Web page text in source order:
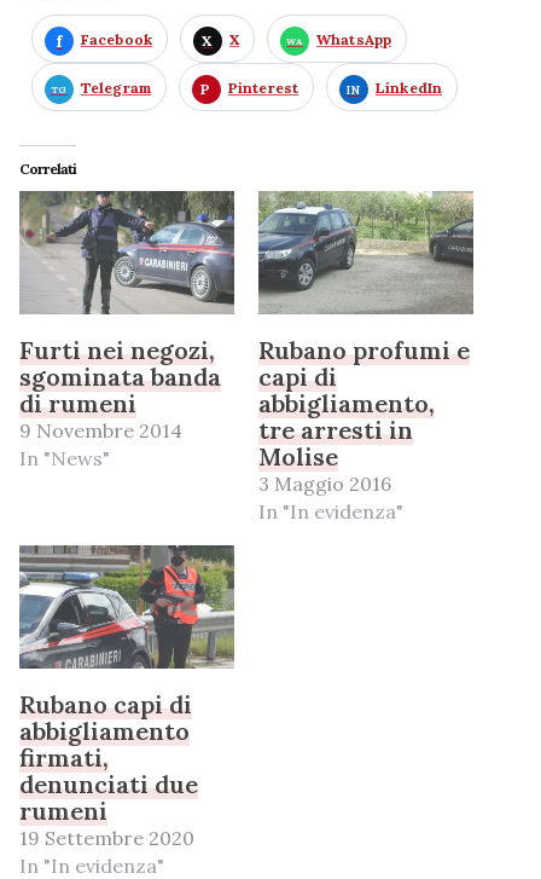
Facebook X WhatsApp
Telegram Pinterest LinkedIn
Correlati
Furti nei negozi,
sgominata banda
di rumeni
9 Novembre 2014
In "News"
Rubano profumi e
capi di
abbigliamento,
tre arresti in
Molise
3 Maggio 2016
In "In evidenza"
Rubano capi di
abbigliamento
firmati,
denunciati due
rumeni
19 Settembre 2020
In "In evidenza"